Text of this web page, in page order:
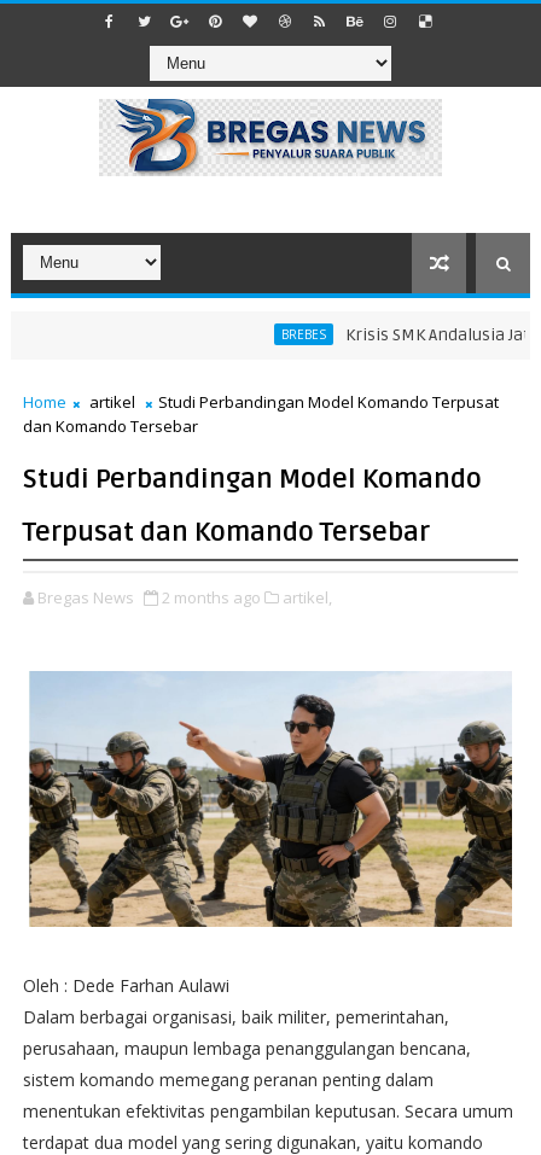
BREBES Krisis SMK Andalusia
Home artikel
Studi Perbandingan Model Komando Terpusat
dan Komando Tersebar
Studi Perbandingan Model Komando
Terpusat dan Komando Tersebar
Bregas News 2 months ago artikel,
Oleh : Dede Farhan Aulawi
Dalam berbagai organisasi, baik militer, pemerintahan,
perusahaan, maupun lembaga penanggulangan bencana,
sistem komando memegang peranan penting dalam
menentukan efektivitas pengambilan keputusan. Secara umum
terdapat dua model yang sering digunakan, yaitu komando